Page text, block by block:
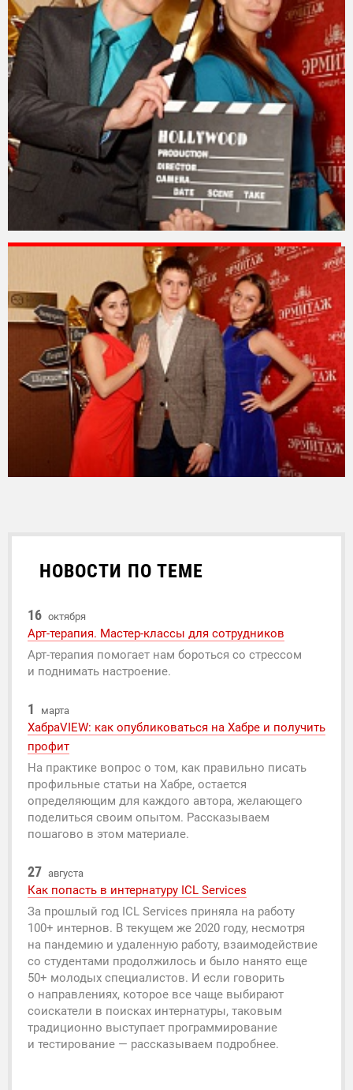
НОВОСТИ ПО ТЕМЕ
16 октября
Арт-терапия. Мастер-классы для сотрудников
Арт-терапия помогает нам бороться со стрессом
и поднимать настроение.
1 марта
ХабраVIEW: как опубликоваться на Хабре и получить
профит
На практике вопрос о том, как правильно писать
профильные статьи на Хабре, остается
определяющим для каждого автора, желающего
поделиться своим опытом. Рассказываем
пошагово в этом материале.
27 августа
Как попасть в интернатуру ICL Services
За прошлый год ICL Services приняла на работу
100+ интернов. В текущем же 2020 году, несмотря
на пандемию и удаленную работу, взаимодействие
со студентами продолжилось и было нанято еще
50+ молодых специалистов. И если говорить
о направлениях, которое все чаще выбирают
соискатели в поисках интернатуры, таковым
традиционно выступает программирование
и тестирование — рассказываем подробнее.